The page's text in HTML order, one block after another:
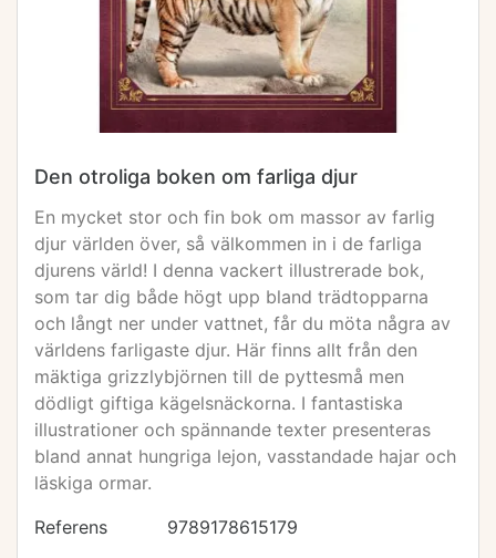
Den otroliga boken om farliga djur
En mycket stor och fin bok om massor av farlig
djur världen över, så välkommen in i de farliga
djurens värld! I denna vackert illustrerade bok,
som tar dig både högt upp bland trädtopparna
och långt ner under vattnet, får du möta några av
världens farligaste djur. Här finns allt från den
mäktiga grizzlybjörnen till de pyttesmå men
dödligt giftiga kägelsnäckorna. I fantastiska
illustrationer och spännande texter presenteras
bland annat hungriga lejon, vasstandade hajar och
läskiga ormar.
Referens
9789178615179